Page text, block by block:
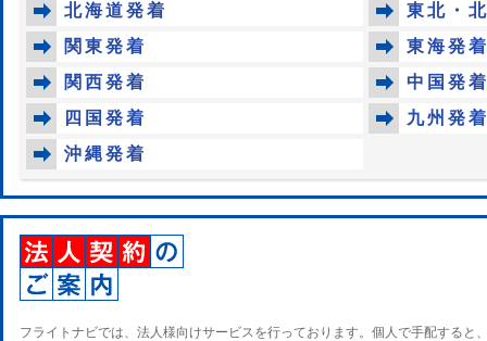
北海道発着
東北・
関東発着
東海発
関西発着
中国発
四国発着
九州発
沖縄発着
フライトナビでは、法人様向けサービスを行っております。個人で手配すると